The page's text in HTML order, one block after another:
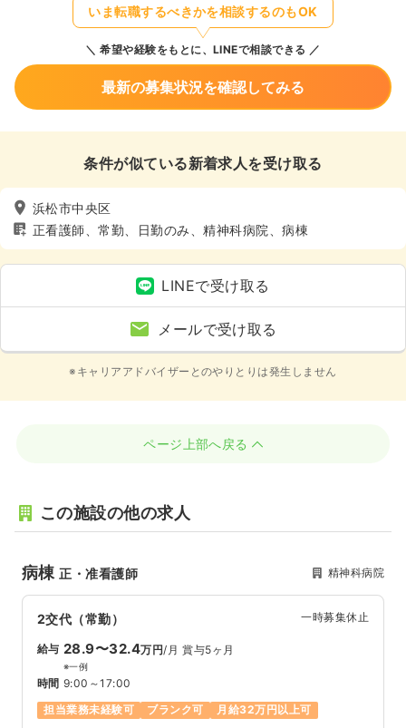
いま転職するべきかを相談するのもOK
希望や経験をもとに、LINEで相談できる
最新の募集状況を確認してみる
条件が似ている新着求人を受け取る
浜松市中央区
正看護師、常勤、日勤のみ、精神科病院、病棟
LINEで受け取る
メールで受け取る
※キャリアアドバイザーとのやりとりは発生しません
ページ上部へ戻る
この施設の他の求人
病棟正・准看護師 精神科病院
2交代（常勤） 一時募集休止
給与 28.9〜32.4万円/月 賞与5ヶ月
※一例
時間 9:00～17:00
担当業務未経験可
ブランク可 月給32万円以上可